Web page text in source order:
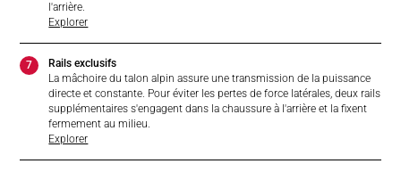
l'arrière.
Explorer
7
Rails exclusifs
La mâchoire du talon alpin assure une transmission de la puissance
directe et constante. Pour éviter les pertes de force latérales, deux rails
supplémentaires s'engagent dans la chaussure à l'arrière et la fixent
fermement au milieu.
Explorer